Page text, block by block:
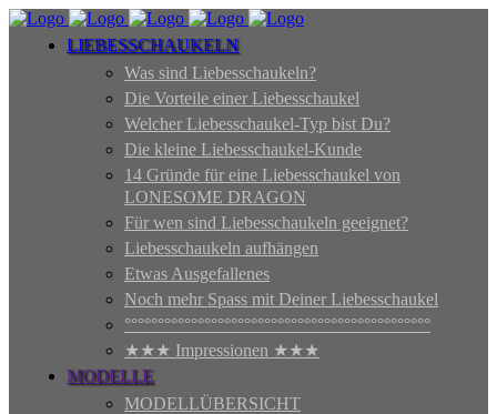
LIEBESSCHAUKELN
Was sind Liebesschaukeln?
Die Vorteile einer Liebesschaukel
Welcher Liebesschaukel-Typ bist Du?
Die kleine Liebesschaukel-Kunde
14 Gründe für eine Liebesschaukel von
LONESOME DRAGON
Für wen sind Liebesschaukeln geeignet?
Liebesschaukeln aufhängen
Etwas Ausgefallenes
Noch mehr Spass mit Deiner Liebesschaukel
°°°°°°°°°°°°°°°°°°°°°°°°°°°°°°°°°°°°°°°°°°°°°°
★★★ Impressionen ★★★
MODELLE
MODELLÜBERSICHT